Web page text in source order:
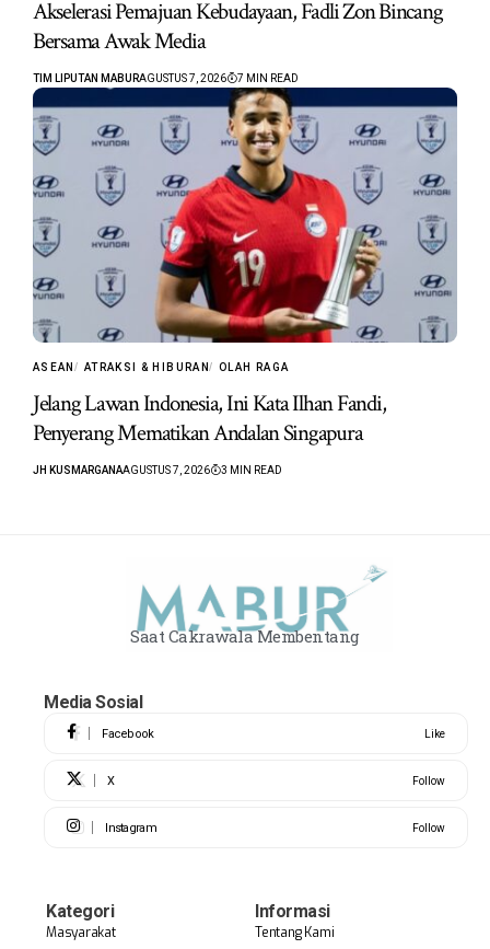
Akselerasi Pemajuan Kebudayaan, Fadli Zon Bincang
Bersama Awak Media
TIM LIPUTAN MABURAGUSTUS 7, 2026 7 MIN READ
ASEAN ATRAKSI & HIBURAN OLAH RAGA
Jelang Lawan Indonesia, Ini Kata Ilhan Fandi,
Penyerang Mematikan Andalan Singapura
JH KUSMARGANAAGUSTUS 7, 2026 3 MIN READ
Saat Cakrawala Membentang
Media Sosial
Facebook Like
X Follow
Instagram Follow
Kategori
Masyarakat
Informasi
Tentang Kami